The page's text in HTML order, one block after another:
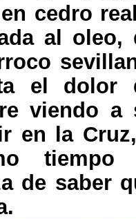
cedro
al oleo,
el dolor
viendo a
en la
tiempo
de saber